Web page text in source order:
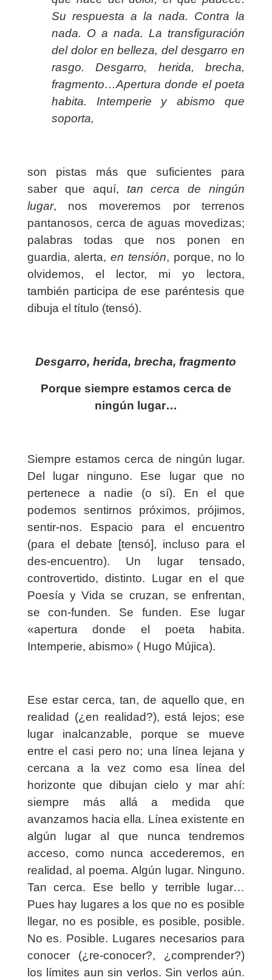
Su respuesta a la nada. Contra la
nada. O a nada. La transfiguración
del dolor en belleza, del desgarro en
rasgo. Desgarro, herida, brecha,
fragmento…Apertura donde el poeta
habita. Intemperie y abismo que
soporta,
son pistas más que suficientes para
saber que aquí, tan cerca de ningún
lugar, nos moveremos por terrenos
pantanosos, cerca de aguas movedizas;
palabras todas que nos ponen en
guardia, alerta, en tensión, porque, no lo
olvidemos, el lector, mi yo lectora,
también participa de ese paréntesis que
dibuja el título (tensó).
Desgarro, herida, brecha, fragmento
Porque siempre estamos cerca de
ningún lugar…
Siempre estamos cerca de ningún lugar.
Del lugar ninguno. Ese lugar que no
pertenece a nadie (o sí). En el que
podemos sentirnos próximos, prójimos,
sentir-nos. Espacio para el encuentro
(para el debate [tensó], incluso para el
des-encuentro). Un lugar tensado,
controvertido, distinto. Lugar en el que
Poesía y Vida se cruzan, se enfrentan,
se con-funden. Se funden. Ese lugar
«apertura donde el poeta habita.
Intemperie, abismo» ( Hugo Mújica).
Ese estar cerca, tan, de aquello que, en
realidad (¿en realidad?), está lejos; ese
lugar inalcanzable, porque se mueve
entre el casi pero no; una línea lejana y
cercana a la vez como esa línea del
horizonte que dibujan cielo y mar ahí:
siempre más allá a medida que
avanzamos hacia ella. Línea existente en
algún lugar al que nunca tendremos
acceso, como nunca accederemos, en
realidad, al poema. Algún lugar. Ninguno.
Tan cerca. Ese bello y terrible lugar…
Pues hay lugares a los que no es posible
llegar, no es posible, es posible, posible.
No es. Posible. Lugares necesarios para
conocer (¿re-conocer?, ¿comprender?)
los límites aun sin verlos. Sin verlos aún.